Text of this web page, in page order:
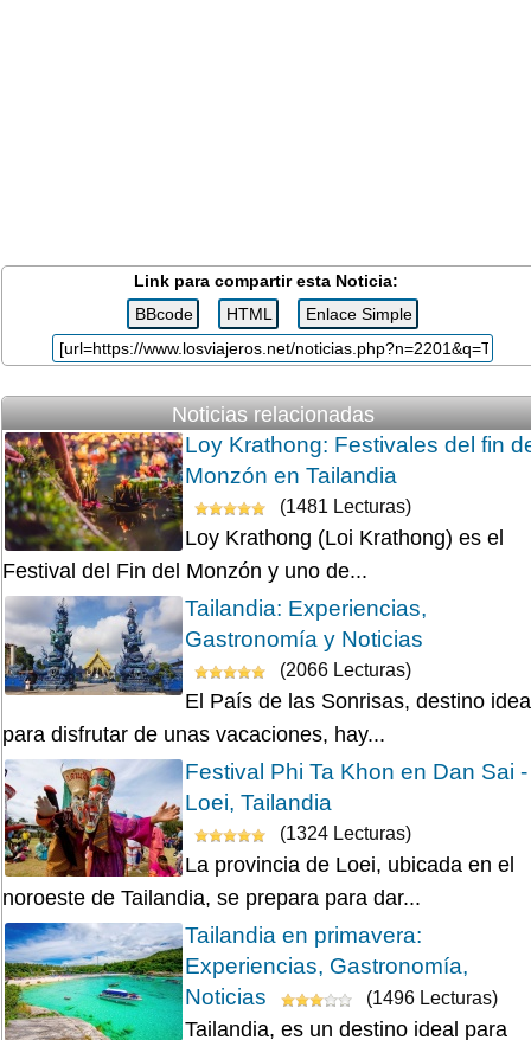
Link para compartir esta Noticia:
Noticias relacionadas
Loy Krathong: Festivales del fin
Monzón en Tailandia
(1481 Lecturas)
Loy Krathong (Loi Krathong) es el
Festival del Fin del Monzón y uno de...
Tailandia: Experiencias,
Gastronomía y Noticias
(2066 Lecturas)
El País de las Sonrisas, destino
para disfrutar de unas vacaciones, hay...
Festival Phi Ta Khon en Dan Sai -
Loei, Tailandia
(1324 Lecturas)
La provincia de Loei, ubicada en el
noroeste de Tailandia, se prepara para dar...
Tailandia en primavera:
Experiencias, Gastronomía,
Noticias
(1496 Lecturas)
Tailandia, es un destino ideal para